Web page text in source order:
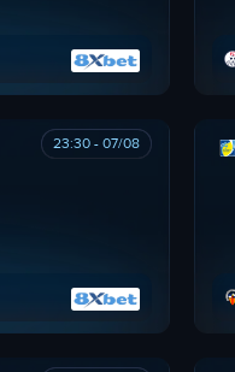
23:30 - 07/08